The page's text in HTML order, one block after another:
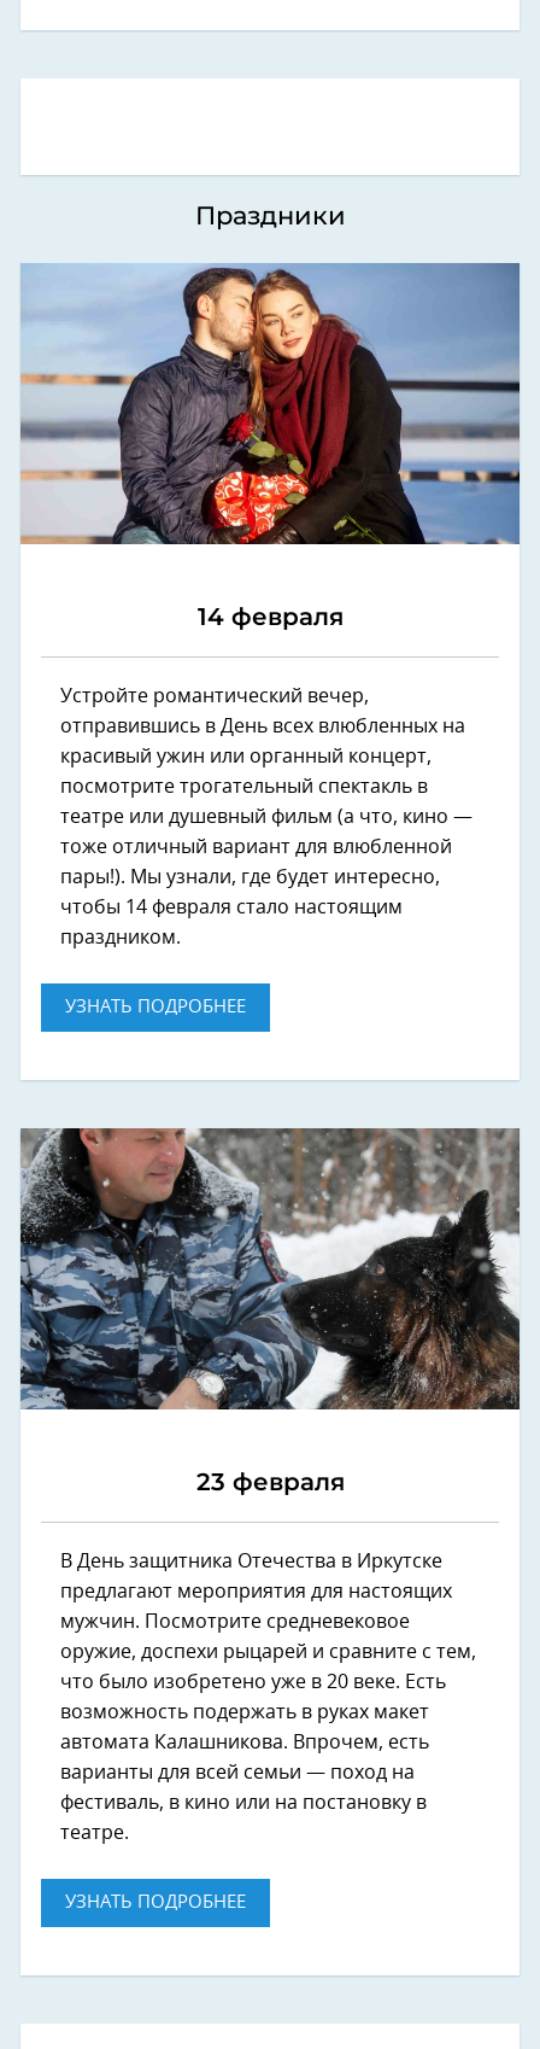
Праздники
14 февраля
Устройте романтический вечер,
отправившись в День всех влюбленных на
красивый ужин или органный концерт,
посмотрите трогательный спектакль в
театре или душевный фильм (а что, кино —
тоже отличный вариант для влюбленной
пары!). Мы узнали, где будет интересно,
чтобы 14 февраля стало настоящим
праздником.
УЗНАТЬ ПОДРОБНЕЕ
23 февраля
В День защитника Отечества в Иркутске
предлагают мероприятия для настоящих
мужчин. Посмотрите средневековое
оружие, доспехи рыцарей и сравните с тем,
что было изобретено уже в 20 веке. Есть
возможность подержать в руках макет
автомата Калашникова. Впрочем, есть
варианты для всей семьи — поход на
фестиваль, в кино или на постановку в
театре.
УЗНАТЬ ПОДРОБНЕЕ